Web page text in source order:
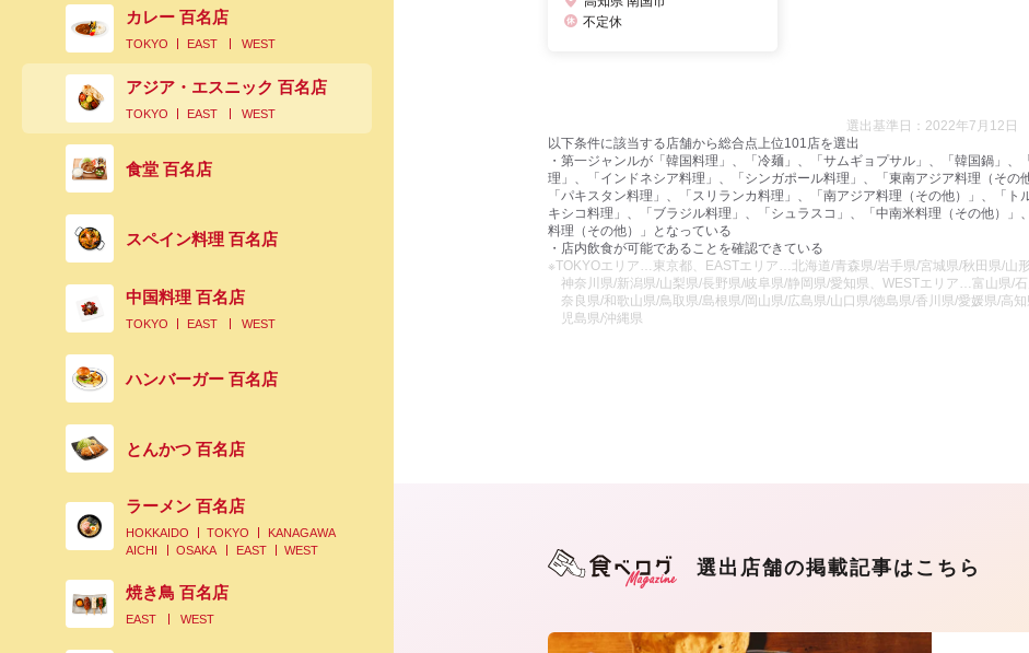
カレー 百名店
TOKYO EAST WEST
アジア・エスニック 百名店
TOKYO EAST WEST
食堂 百名店
スペイン料理 百名店
中国料理 百名店
TOKYO EAST WEST
ハンバーガー 百名店
とんかつ 百名店
ラーメン 百名店
HOKKAIDO TOKYO
KANAGAWA
AICHI
OSAKA EAST WEST
焼き鳥 百名店
EAST WEST
不定休
選出基準日：2022年7月12日
以下条件に該当する店舗から総合点上位101店を選出
・第一ジャンルが「韓国料理」、「冷麺」、「サムギョプサル」、「韓国鍋」
理」、「インドネシア料理」、「シンガポール料理」、「東南アジア料理（その
「パキスタン料理」、「スリランカ料理」、「南アジア料理（その他）」、「
キシコ料理」、「ブラジル料理」、「シュラスコ」、「中南米料理（その他）」
料理（その他）」となっている
・店内飲食が可能であることを確認できている
※TOKYOエリア…東京都、EASTエリア…北海道/青森県/岩手県/宮城県/秋田県/山
神奈川県/新潟県/山梨県/長野県/岐阜県/静岡県/愛知県、WESTエリア…富山県/
奈良県/和歌山県/鳥取県/島根県/岡山県/広島県/山口県/徳島県/香川県/愛媛県/高
児島県/沖縄県
選出店舗の掲載記事はこちら